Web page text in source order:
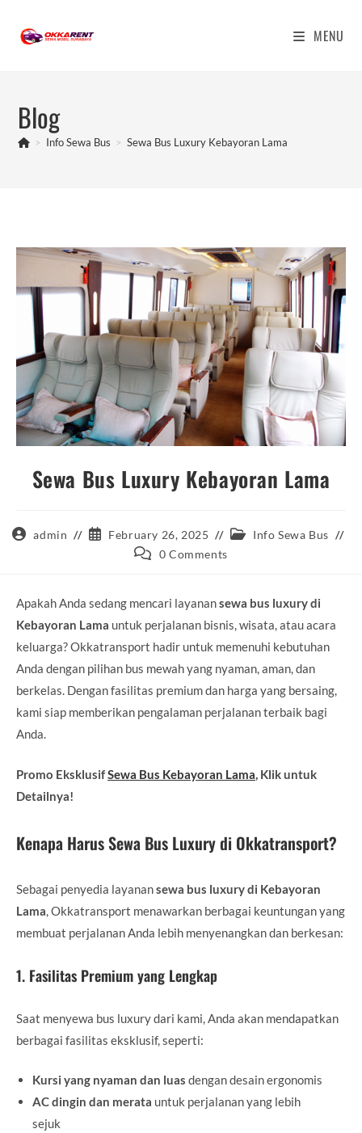
content
MENU
Blog
> Info Sewa Bus > Sewa Bus Luxury Kebayoran Lama
Sewa Bus Luxury Kebayoran Lama
Postadmin
Post
published:
February 26, 2025
Post Info Sewa Bus
Post 0 Comments
Apakah Anda sedang mencari layanansewa bus luxury di
Kebayoran Lama untuk perjalanan bisnis, wisata, atau acara
keluarga? Okkatransport hadir untuk memenuhi kebutuhan
Anda dengan pilihan bus mewah yang nyaman, aman, dan
berkelas. Dengan fasilitas premium dan harga yang bersaing,
kami siap memberikan pengalaman perjalanan terbaik bagi
Anda.
Promo EksklusifSewa Bus Kebayoran Lama, Klik untuk
Detailnya!
Kenapa Harus Sewa Bus Luxury di Okkatransport?
Sebagai penyedia layanansewa bus luxury di Kebayoran
Lama, Okkatransport menawarkan berbagai keuntungan yang
membuat perjalanan Anda lebih menyenangkan dan berkesan:
1. Fasilitas Premium yang Lengkap
Saat menyewa bus luxury dari kami, Anda akan mendapatkan
berbagai fasilitas eksklusif, seperti:
Kursi yang nyaman dan luas dengan desain ergonomis
AC dingin dan merata untuk perjalanan yang lebih
sejuk